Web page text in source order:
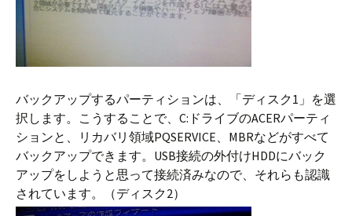
バックアップするパーティションは、「ディスク1」を選
択します。こうすることで、C:ドライブのACERパーティ
ションと、リカバリ領域PQSERVICE、MBRなどがすべて
バックアップできます。USB接続の外付けHDDにバック
アップをしようと思って接続済みなので、それらも認識
されています。（ディスク2）